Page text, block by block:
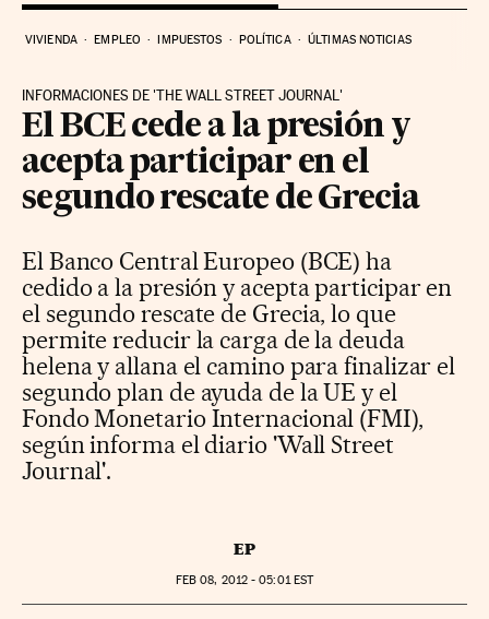
VIVIENDA EMPLEO IMPUESTOS POLÍTICA ÚLTIMAS NOTICIAS
INFORMACIONES DE 'THE WALL STREET JOURNAL'
El BCE cede a la presión y
acepta participar en el
segundo rescate de Grecia
El Banco Central Europeo (BCE) ha
cedido a la presión y acepta participar en
el segundo rescate de Grecia, lo que
permite reducir la carga de la deuda
helena y allana el camino para finalizar el
segundo plan de ayuda de la UE y el
Fondo Monetario Internacional (FMI),
según informa el diario 'Wall Street
Journal'.
EP
FEB 08, 2012 - 05:01 EST